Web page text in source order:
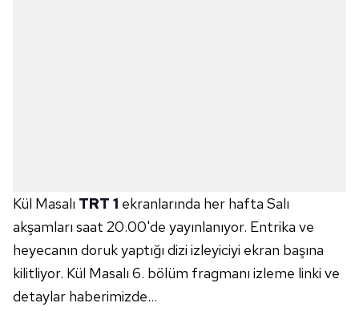
Kül Masalı TRT 1 ekranlarında her hafta Salı
akşamları saat 20.00'de yayınlanıyor. Entrika ve
heyecanın doruk yaptığı dizi izleyiciyi ekran başına
kilitliyor. Kül Masalı 6. bölüm fragmanı izleme linki ve
detaylar haberimizde...